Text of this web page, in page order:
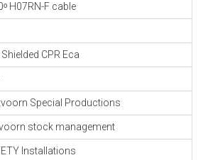
H07RN-F cable
CPR Eca
Special Productions
stock management
Installations